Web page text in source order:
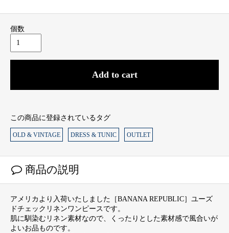
個数
Add to cart
この商品に登録されているタグ
OLD & VINTAGE DRESS & TUNIC OUTLET
商品の説明
アメリカより入荷いたしました［BANANA REPUBLIC］ユーズ
ドチェックリネンワンピースです。
肌に馴染むリネン素材なので、くったりとした素材感で風合いが
よいお品ものです。